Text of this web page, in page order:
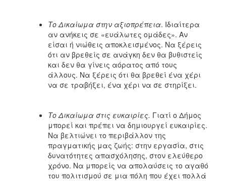
Το Δικαίωμα στην αξιοπρέπεια. Ιδιαίτερα
αν ανήκεις σε «ευάλωτες ομάδες». Αν
είσαι ή νιώθεις αποκλεισμένος. Να ξέρεις
ότι αν βρεθείς σε ανάγκη δεν θα βυθιστείς
και δεν θα γίνεις αόρατος από τους
άλλους. Να ξέρεις ότι θα βρεθεί ένα χέρι
να σε τραβήξει, ένα χέρι να σε στηρίξει.
Το Δικαίωμα στις ευκαιρίες. Γιατί ο Δήμος
μπορεί και πρέπει να δημιουργεί ευκαιρίες.
Να βελτιώνει το περιβάλλον της
πραγματικής μας ζωής: στην εργασία, στις
δυνατότητες απασχόλησης, στον ελεύθερο
χρόνο. Να μπορείς να απολαύσεις το αγαθό
του πολιτισμού σε μια πόλη που έχει πολλά